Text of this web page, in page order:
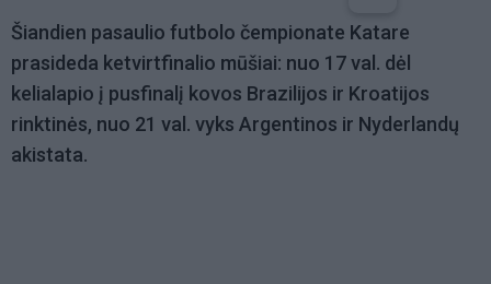
Šiandien pasaulio futbolo čempionate Katare
prasideda ketvirtfinalio mūšiai: nuo 17 val. dėl
kelialapio į pusfinalį kovos Brazilijos ir Kroatijos
rinktinės, nuo 21 val. vyks Argentinos ir Nyderlandų
akistata.